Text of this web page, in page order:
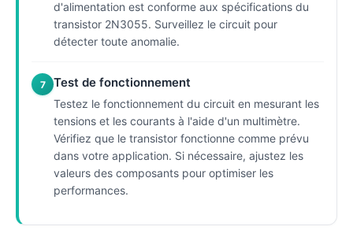
d'alimentation est conforme aux spécifications du
transistor 2N3055. Surveillez le circuit pour
détecter toute anomalie.
7 Test de fonctionnement
Testez le fonctionnement du circuit en mesurant les
tensions et les courants à l'aide d'un multimètre.
Vérifiez que le transistor fonctionne comme prévu
dans votre application. Si nécessaire, ajustez les
valeurs des composants pour optimiser les
performances.